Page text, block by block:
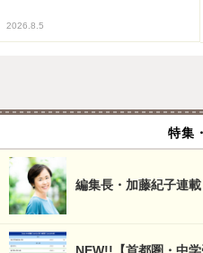
2026.8.5
特集
編集長・加藤紀子連載
NEW!!【首都圏・中